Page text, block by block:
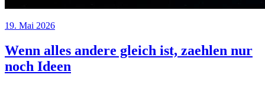
19. Mai 2026
Wenn alles andere gleich ist, zaehlen nur
noch Ideen